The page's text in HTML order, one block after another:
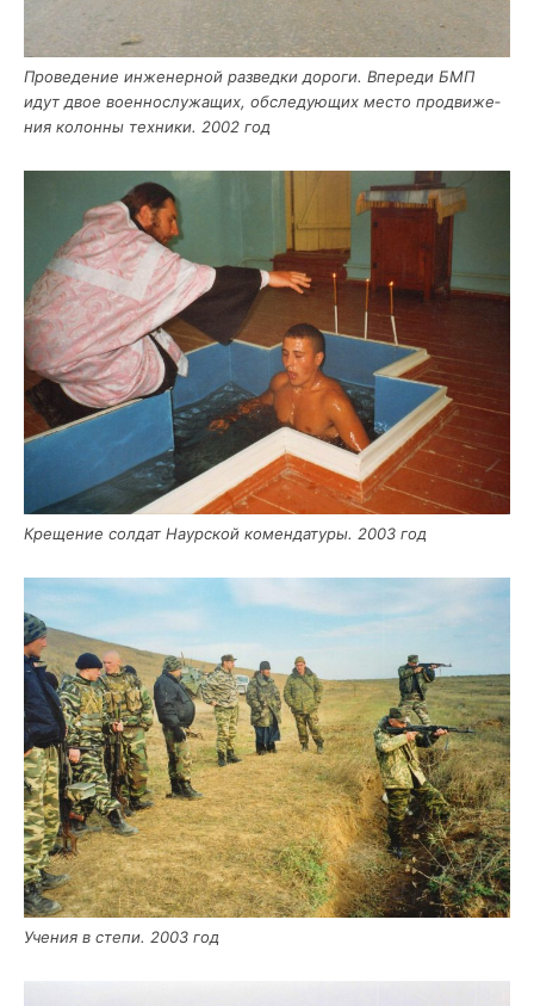
Про­ве­де­ние инже­нер­ной раз­вед­ки доро­ги. Впе­ре­ди БМП
идут двое воен­но­слу­жа­щих, обсле­ду­ю­щих место про­дви­же­
ния колон­ны тех­ни­ки. 2002 год
Кре­ще­ние сол­дат Наур­ской комен­да­ту­ры. 2003 год
Уче­ния в сте­пи. 2003 год